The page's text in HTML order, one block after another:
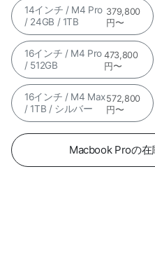
14インチ / M4 Pro
/ 24GB / 1TB
379,800
円〜
16インチ / M4 Pro
/ 512GB
473,800
円〜
16インチ / M4 Max
/ 1TB / シルバー
572,800
円〜
Macbook Proの在